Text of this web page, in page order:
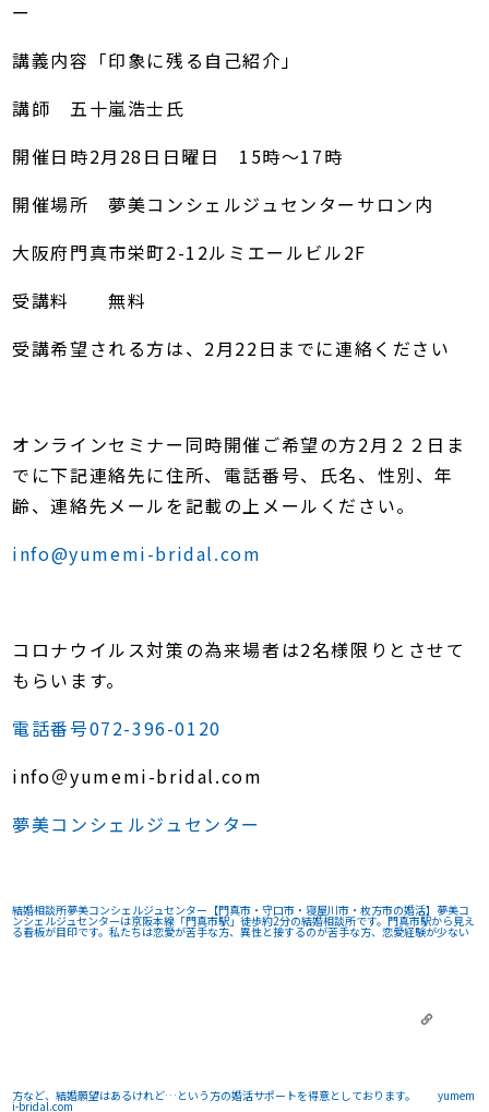
ー
講義内容「印象に残る自己紹介」
講師 五十嵐浩士氏
開催日時2月28日日曜日 15時～17時
開催場所 夢美コンシェルジュセンターサロン内
大阪府門真市栄町2-12ルミエールビル2F
受講料 無料
受講希望される方は、2月22日までに連絡ください
オンラインセミナー同時開催ご希望の方2月２２日ま
でに下記連絡先に住所、電話番号、氏名、性別、年
齢、連絡先メールを記載の上メールください。
info@yumemi-bridal.com
コロナウイルス対策の為来場者は2名様限りとさせて
もらいます。
電話番号072-396-0120
info＠yumemi-bridal.com
夢美コンシェルジュセンター
結婚相談所夢美コンシェルジュセンター【門真市・守口市・寝屋川市・枚方市の婚活】 夢美コ
ンシェルジュセンターは京阪本線「門真市駅」徒歩約2分の結婚相談所です。門真市駅から見え
る看板が目印です。私たちは恋愛が苦手な方、異性と接するのが苦手な方、恋愛経験が少ない
方など、結婚願望はあるけれど…という方の婚活サポートを得意としております。 yumem
i-bridal.com